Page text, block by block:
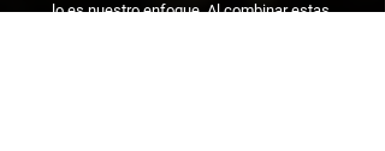
lo es nuestro enfoque. Al combinar estas